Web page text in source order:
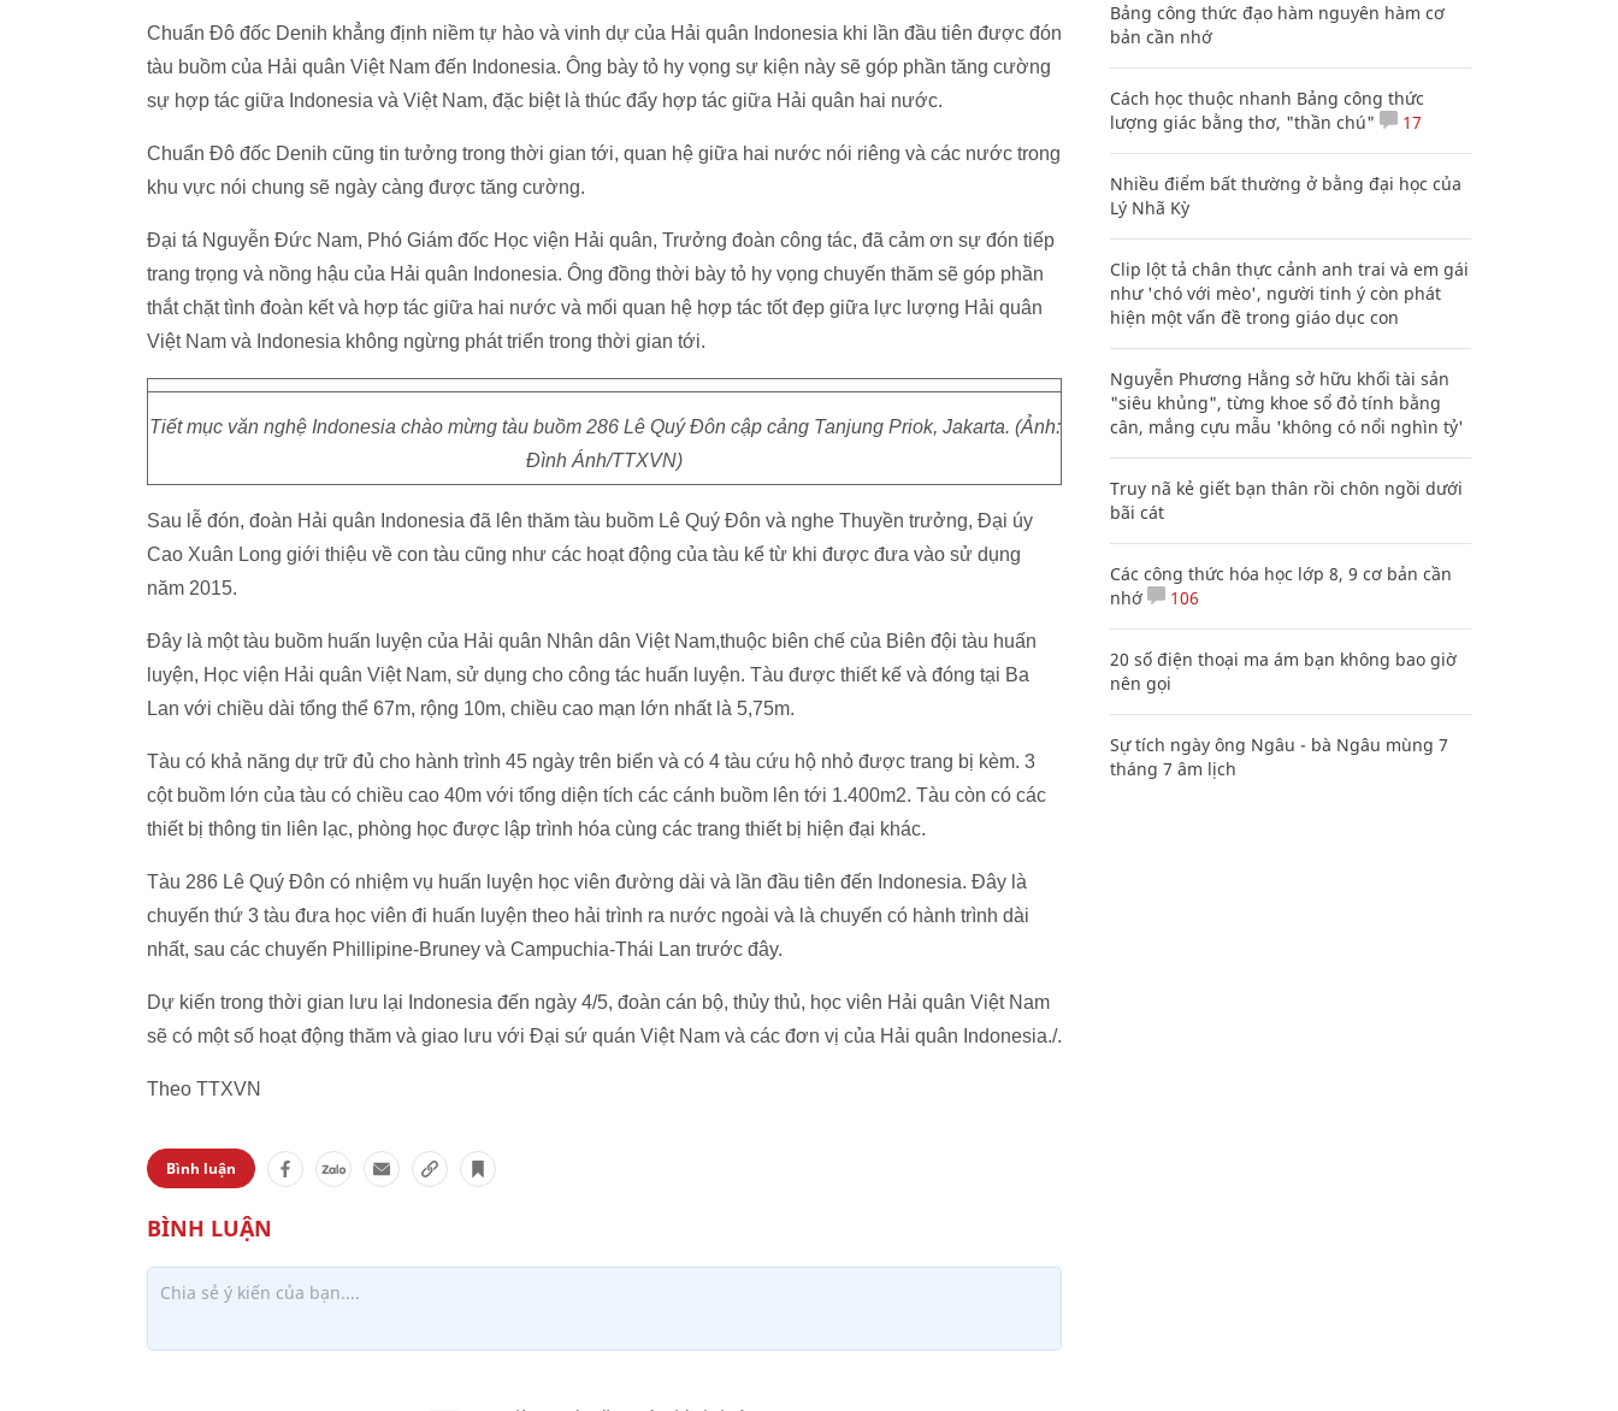
Chuẩn Đô đốc Denih khẳng định niềm tự hào và vinh dự của Hải quân Indonesia khi lần đầu tiên được đón
tàu buồm của Hải quân Việt Nam đến Indonesia. Ông bày tỏ hy vọng sự kiện này sẽ góp phần tăng cường
sự hợp tác giữa Indonesia và Việt Nam, đặc biệt là thúc đẩy hợp tác giữa Hải quân hai nước.
Chuẩn Đô đốc Denih cũng tin tưởng trong thời gian tới, quan hệ giữa hai nước nói riêng và các nước trong
khu vực nói chung sẽ ngày càng được tăng cường.
Đại tá Nguyễn Đức Nam, Phó Giám đốc Học viện Hải quân, Trưởng đoàn công tác, đã cảm ơn sự đón tiếp
trang trọng và nồng hậu của Hải quân Indonesia. Ông đồng thời bày tỏ hy vọng chuyến thăm sẽ góp phần
thắt chặt tình đoàn kết và hợp tác giữa hai nước và mối quan hệ hợp tác tốt đẹp giữa lực lượng Hải quân
Việt Nam và Indonesia không ngừng phát triển trong thời gian tới.
Tiết mục văn nghệ Indonesia chào mừng tàu buồm 286 Lê Quý Đôn cập cảng Tanjung Priok, Jakarta. (Ảnh:
Đình Ánh/TTXVN)
Sau lễ đón, đoàn Hải quân Indonesia đã lên thăm tàu buồm Lê Quý Đôn và nghe Thuyền trưởng, Đại úy
Cao Xuân Long giới thiệu về con tàu cũng như các hoạt động của tàu kể từ khi được đưa vào sử dụng
năm 2015.
Đây là một tàu buồm huấn luyện của Hải quân Nhân dân Việt Nam,thuộc biên chế của Biên đội tàu huấn
luyện, Học viện Hải quân Việt Nam, sử dụng cho công tác huấn luyện. Tàu được thiết kế và đóng tại Ba
Lan với chiều dài tổng thể 67m, rộng 10m, chiều cao mạn lớn nhất là 5,75m.
Tàu có khả năng dự trữ đủ cho hành trình 45 ngày trên biển và có 4 tàu cứu hộ nhỏ được trang bị kèm. 3
cột buồm lớn của tàu có chiều cao 40m với tổng diện tích các cánh buồm lên tới 1.400m2. Tàu còn có các
thiết bị thông tin liên lạc, phòng học được lập trình hóa cùng các trang thiết bị hiện đại khác.
Tàu 286 Lê Quý Đôn có nhiệm vụ huấn luyện học viên đường dài và lần đầu tiên đến Indonesia. Đây là
chuyến thứ 3 tàu đưa học viên đi huấn luyện theo hải trình ra nước ngoài và là chuyến có hành trình dài
nhất, sau các chuyến Phillipine-Bruney và Campuchia-Thái Lan trước đây.
Dự kiến trong thời gian lưu lại Indonesia đến ngày 4/5, đoàn cán bộ, thủy thủ, học viên Hải quân Việt Nam
sẽ có một số hoạt động thăm và giao lưu với Đại sứ quán Việt Nam và các đơn vị của Hải quân Indonesia./.
Theo TTXVN
Bình luận
Bảng công thức đạo hàm nguyên hàm cơ
bản cần nhớ
Cách học thuộc nhanh Bảng công thức
lượng giác bằng thơ, "thần chú"
17
Nhiều điểm bất thường ở bằng đại học của
Lý Nhã Kỳ
Clip lột tả chân thực cảnh anh trai và em gái
như 'chó với mèo', người tinh ý còn phát
hiện một vấn đề trong giáo dục con
Nguyễn Phương Hằng sở hữu khối tài sản
"siêu khủng", từng khoe sổ đỏ tính bằng
cân, mắng cựu mẫu 'không có nổi nghìn tỷ'
Truy nã kẻ giết bạn thân rồi chôn ngồi dưới
bãi cát
Các công thức hóa học lớp 8, 9 cơ bản cần
nhớ
106
20 số điện thoại ma ám bạn không bao giờ
nên gọi
Sự tích ngày ông Ngâu - bà Ngâu mùng 7
tháng 7 âm lịch